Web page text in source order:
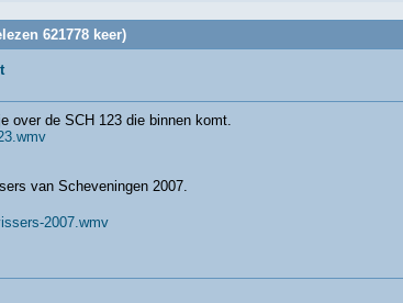
621778 keer)
over de SCH 123 die binnen komt.
van Scheveningen 2007.
2007.wmv